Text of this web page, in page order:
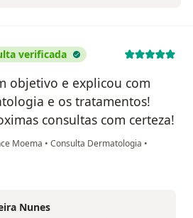
verificada
objetivo e explicou com
e os tratamentos!
consultas com certeza!
Moema • Consulta Dermatologia •
B
Nunes